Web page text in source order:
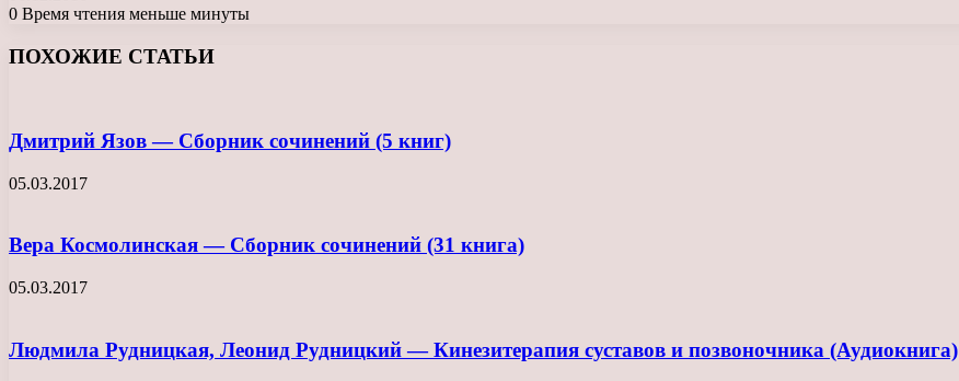
0 Время чтения меньше минуты
ПОХОЖИЕ СТАТЬИ
Дмитрий Язов — Сборник сочинений (5 книг)
05.03.2017
Вера Космолинская — Сборник сочинений (31 книга)
05.03.2017
Людмила Рудницкая, Леонид Рудницкий — Кинезитерапия суставов и позвоночника (Аудиокнига)